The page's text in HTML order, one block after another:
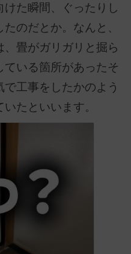
けた瞬間、ぐったりし
のだとか。なんと、
畳がガリガリと掘ら
いる箇所があったそ
工事をしたかのよう
たといいます。